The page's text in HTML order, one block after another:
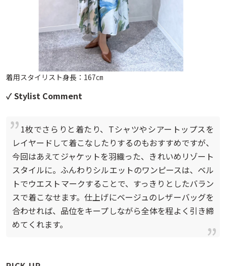
着用スタイリスト身長：167㎝
✓ Stylist Comment
1枚でさらりと着たり、Tシャツやシアートップスを
レイヤードして着こなしたりするのもおすすめですが、
今回はあえてジャケットを羽織った、きれいめリゾート
スタイルに。ふんわりシルエットのワンピースは、ベル
トでウエストマークすることで、すっきりとしたバラン
スで着こなせます。仕上げにベージュのレザーバッグを
合わせれば、品位をキープしながら全体を程よく引き締
めてくれます。